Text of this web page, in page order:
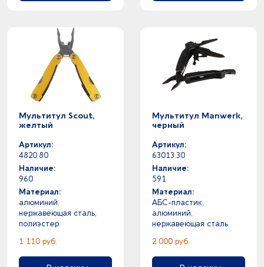
Мультитул Scout,
желтый
Артикул:
4820.80
Наличие:
960
Материал:
алюминий,
нержавеющая сталь,
полиэстер
1 110 руб.
Мультитул Manwerk,
черный
Артикул:
63013.30
Наличие:
591
Материал:
АБС-пластик,
алюминий,
нержавеющая сталь
2 000 руб.